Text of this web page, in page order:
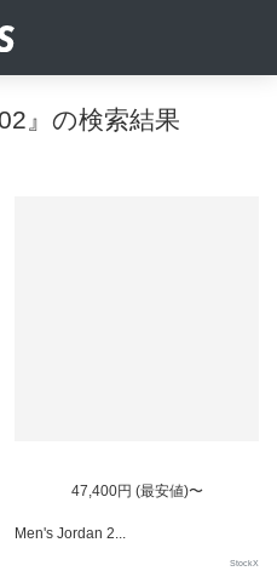
』の検索結果
47,400円 (最安値)〜
Men's Jordan 2...
StockX